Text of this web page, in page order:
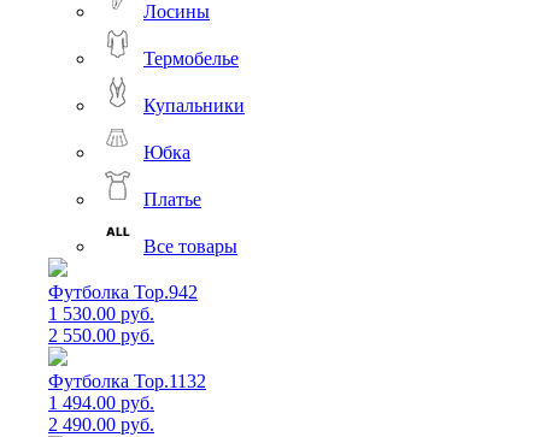
Лосины
Термобелье
Купальники
Юбка
Платье
Все товары
Футболка Top.942
1 530.00 руб.
2 550.00 руб.
Футболка Top.1132
1 494.00 руб.
2 490.00 руб.